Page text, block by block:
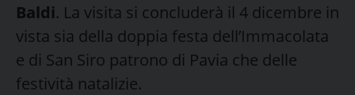
Baldi. La visita si concluderà il 4 dicembre in
vista sia della doppia festa dell’Immacolata
e di San Siro patrono di Pavia che delle
festività natalizie.